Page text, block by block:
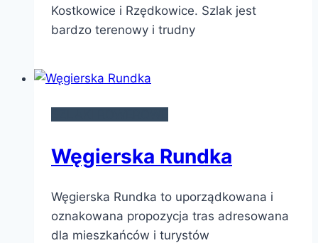
Kostkowice i Rzędkowice. Szlak jest
bardzo terenowy i trudny
Węgierska Rundka
Węgierska Rundka to uporządkowana i
oznakowana propozycja tras adresowana
dla mieszkańców i turystów